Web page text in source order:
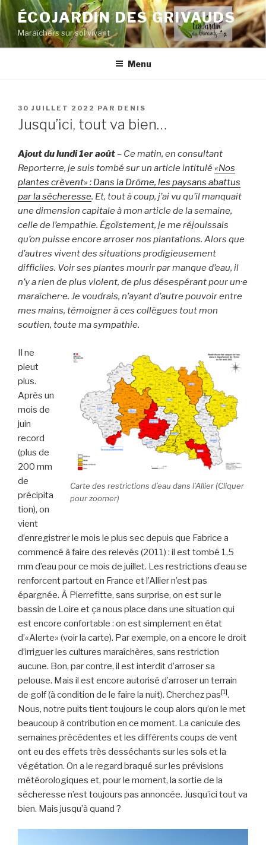
Aller
au
contenu
principal
ÉCOJARDIN DES GRIVAUDS
Maraîchers sur sol vivant
Menu
PUBLIÉ
LE
30 JUILLET 2022 PAR DENIS
Jusqu’ici, tout va bien…
Ajout du lundi 1er août – Ce matin, en consultant
Reporterre, je suis tombé sur un article intitulé «Nos
plantes crèvent» : Dans la Drôme, les paysans abattus
par la sécheresse. Et, tout à coup, j’ai vu qu’il manquait
une dimension capitale à mon article de la semaine,
celle de l’empathie. Égoïstement, je me réjouissais
qu’on puisse encore arroser nos plantations. Alors que
d’autres vivent des situations prodigieusement
difficiles. Voir ses plantes mourir par manque d’eau, il
n’y a rien de plus violent, de plus désespérant pour un·e
maraîcher·e. Je voudrais, n’ayant d’autre pouvoir entre
mes mains, témoigner à ces collègues tout mon
soutien, toute ma sympathie.
Carte des restrictions d’eau dans l’Allier (Cliquer
pour zoomer)
Il ne
pleut
plus.
Après un
mois de
juin
record
(plus de
200 mm
de
précipita
tion), on
vient
d’enregistrer le mois le plus sec depuis que Fabrice a
commencé à faire des relevés (2011) : il est tombé 1,5
mm d’eau pour ce mois de juillet. Les restrictions d’eau se
renforcent partout en France et l’Allier n’est pas
épargnée. À Pierrefitte, sans surprise, on est sur le
bassin de Loire et ça nous place dans une situation qui
est encore confortable : on est simplement en état
d’«Alerte» (voir la carte). Par exemple, on a encore le droit
d’irriguer les cultures maraîchères, sans restriction
aucune. Bon, par contre, il est interdit d’arroser sa
pelouse. Mais il est encore autorisé d’arroser un terrain
de golf (à condition de le faire la nuit). Cherchez pas[1].
Nous, notre puits tient toujours le coup alors qu’on le met
beaucoup à contribution en ce moment. La canicule des
semaines précédentes et les différents coups de vent
ont eu des effets très desséchants sur les sols et la
végétation. On a le regard braqué sur les prévisions
météorologiques et, pour le moment, la sortie de la
sécheresse n’est toujours pas annoncée. Jusqu’ici tout va
bien. Mais jusqu’à quand ?